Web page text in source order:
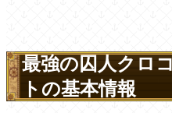
最強の囚人クロ
トの基本情報